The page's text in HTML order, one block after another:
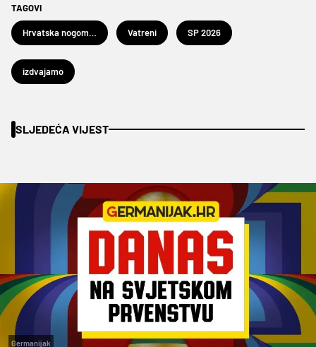
TAGOVI
Vatreni SP 2026
izdvajamo
SLJEDEĆA VIJEST
Germanijak